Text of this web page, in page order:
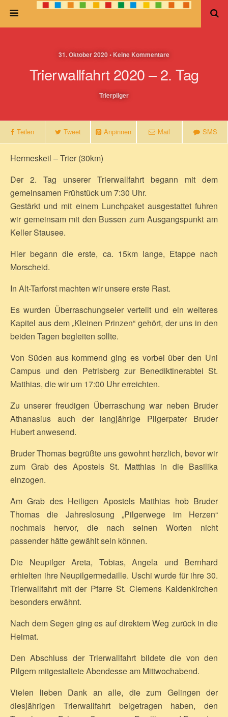
31. Oktober 2020 • Keine Kommentare
Trierwallfahrt 2020 – 2. Tag
Trierpilger
Teilen Tweet Anpinnen Mail SMS
Hermeskeil – Trier (30km)
Der 2. Tag unserer Trierwallfahrt begann mit dem
gemeinsamen Frühstück um 7:30 Uhr.
Gestärkt und mit einem Lunchpaket ausgestattet fuhren
wir gemeinsam mit den Bussen zum Ausgangspunkt am
Keller Stausee.
Hier begann die erste, ca. 15km lange, Etappe nach
Morscheid.
In Alt-Tarforst machten wir unsere erste Rast.
Es wurden Überraschungseier verteilt und ein weiteres
Kapitel aus dem „Kleinen Prinzen“ gehört, der uns in den
beiden Tagen begleiten sollte.
Von Süden aus kommend ging es vorbei über den Uni
Campus und den Petrisberg zur Benediktinerabtei St.
Matthias, die wir um 17:00 Uhr erreichten.
Zu unserer freudigen Überraschung war neben Bruder
Athanasius auch der langjährige Pilgerpater Bruder
Hubert anwesend.
Bruder Thomas begrüßte uns gewohnt herzlich, bevor wir
zum Grab des Apostels St. Matthias in die Basilika
einzogen.
Am Grab des Heiligen Apostels Matthias hob Bruder
Thomas die Jahreslosung „Pilgerwege im Herzen“
nochmals hervor, die nach seinen Worten nicht
passender hätte gewählt sein können.
Die Neupilger Areta, Tobias, Angela und Bernhard
erhielten ihre Neupilgermedaille. Uschi wurde für ihre 30.
Trierwallfahrt mit der Pfarre St. Clemens Kaldenkirchen
besonders erwähnt.
Nach dem Segen ging es auf direktem Weg zurück in die
Heimat.
Den Abschluss der Trierwallfahrt bildete die von den
Pilgern mitgestaltete Abendesse am Mittwochabend.
Vielen lieben Dank an alle, die zum Gelingen der
diesjährigen Trierwallfahrt beigetragen haben, den